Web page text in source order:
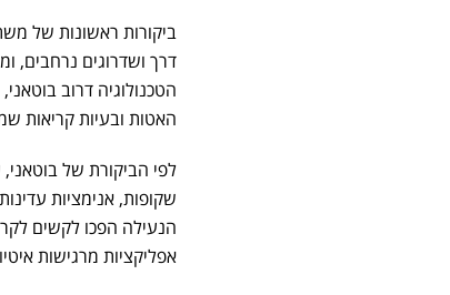
ביקורות ראשונות של
דרך ושדרוגים נרחבים,
האטות ובעיות קריאות
שקופות, אנימציות
הנעילה הפכו לקשים
אפליקציות מרגישות